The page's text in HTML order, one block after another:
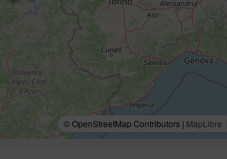
© OpenStreetMap Contributors | MapLibre